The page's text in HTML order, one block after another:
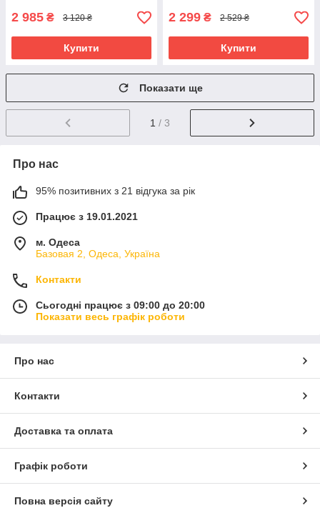
2 985 ₴ 3 120 ₴
Купити
2 299 ₴ 2 529 ₴
Купити
Показати ще
1 / 3
Про нас
95% позитивних з 21 відгука за рік
Працює з 19.01.2021
м. Одеса
Базовая 2, Одеса, Україна
Контакти
Сьогодні працює з 09:00 до 20:00
Показати весь графік роботи
Про нас
Контакти
Доставка та оплата
Графік роботи
Повна версія сайту